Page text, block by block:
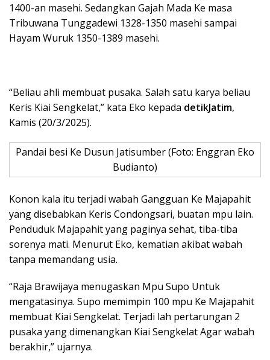
1400-an masehi. Sedangkan Gajah Mada Ke masa
Tribuwana Tunggadewi 1328-1350 masehi sampai
Hayam Wuruk 1350-1389 masehi.
“Beliau ahli membuat pusaka. Salah satu karya beliau
Keris Kiai Sengkelat,” kata Eko kepada detikJatim,
Kamis (20/3/2025).
Pandai besi Ke Dusun Jatisumber (Foto: Enggran Eko
Budianto)
Konon kala itu terjadi wabah Gangguan Ke Majapahit
yang disebabkan Keris Condongsari, buatan mpu lain.
Penduduk Majapahit yang paginya sehat, tiba-tiba
sorenya mati. Menurut Eko, kematian akibat wabah
tanpa memandang usia.
“Raja Brawijaya menugaskan Mpu Supo Untuk
mengatasinya. Supo memimpin 100 mpu Ke Majapahit
membuat Kiai Sengkelat. Terjadi lah pertarungan 2
pusaka yang dimenangkan Kiai Sengkelat Agar wabah
berakhir,” ujarnya.